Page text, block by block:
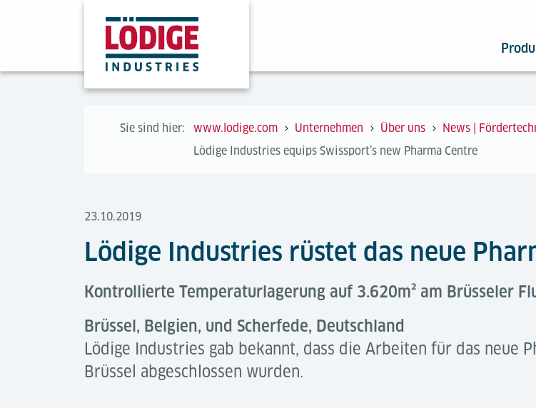
Sie sind hier: www.lodige.com Unternehmen Über uns
News |
Lödige Industries equips Swissport’s new Pharma Centre
23.10.2019
Lödige Industries rüstet das neue
Kontrollierte Temperaturlagerung auf 3.620m² am Brüsseler
Brüssel, Belgien, und Scherfede, Deutschland
Lödige Industries gab bekannt, dass die Arbeiten für das neue
Brüssel abgeschlossen wurden.